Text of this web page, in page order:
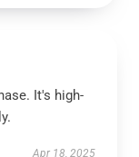
It's high-
Apr 18, 2025